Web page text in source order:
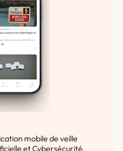
mobile de veille
et Cybersécurité.